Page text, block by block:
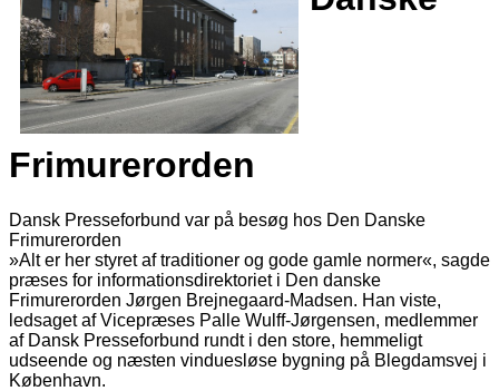
Frimurerorden
Dansk Presseforbund var på besøg hos Den Danske
Frimurerorden
»Alt er her styret af traditioner og gode gamle normer«, sagde
præses for informationsdirektoriet i Den danske
Frimurerorden Jørgen Brejnegaard-Madsen. Han viste,
ledsaget af Vicepræses Palle Wulff-Jørgensen, medlemmer
af Dansk Presseforbund rundt i den store, hemmeligt
udseende og næsten vinduesløse bygning på Blegdamsvej i
København.